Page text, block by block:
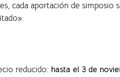
cada aportación de simposio
reducido: hasta el 3 de